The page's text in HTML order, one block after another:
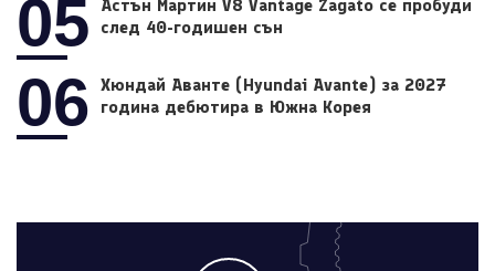
05
Астън Мартин V8 Vantage Zagato се пробуди
след 40-годишен сън
06
Хюндай Аванте (Hyundai Avante) за 2027
година дебютира в Южна Корея